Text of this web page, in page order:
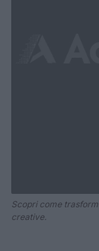
Scopri come
creative.